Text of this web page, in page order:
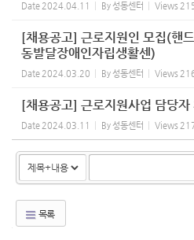
Date 2024.04.11 By성동센터 Views
[채용공고] 근로지원인 모집(핸
동발달장애인자립생활센)
Date 2024.03.20 By성동센터 Views
[채용공고] 근로지원사업 담당자
Date 2024.03.11 By성동센터 Views
목록